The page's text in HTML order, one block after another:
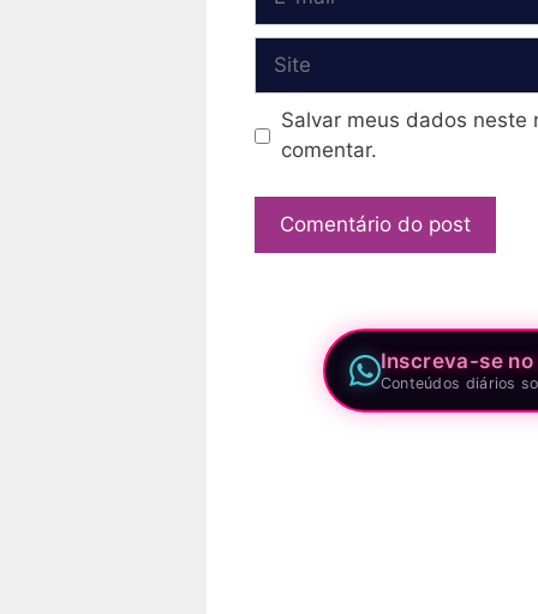
Site
Salvar meus dados neste
comentar.
Inscreva-se no
Conteúdos diários